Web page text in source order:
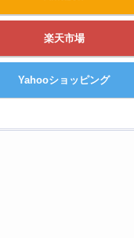
楽天市場
Yahooショッピング